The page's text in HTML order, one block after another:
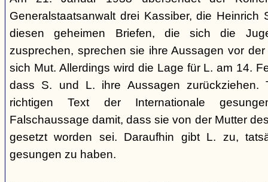
Generalstaatsanwalt drei Kassiber, die
diesen geheimen Briefen, die sich die
zusprechen, sprechen sie ihre Aussagen vor
sich Mut. Allerdings wird die Lage für L. am 14.
dass S. und L. ihre Aussagen zurückziehen.
richtigen Text der Internationale
Falschaussage damit, dass sie von der Mutter
gesetzt worden sei. Daraufhin gibt L. zu,
gesungen zu haben.